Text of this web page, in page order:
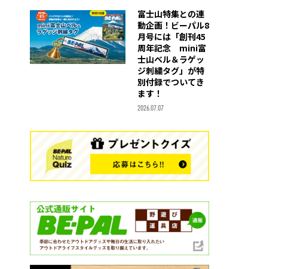
富士山特集との連
動企画！ビーパル8
月号には「創刊45
周年記念 mini富
士山ベル＆ラゲッ
ジ刺繍タグ」が特
別付録でついてき
ます！
2026.07.07